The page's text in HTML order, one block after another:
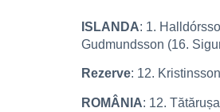
ISLANDA: 1.
Gudmundsson (16.
Rezerve: 12.
ROMÂNIA: 12.